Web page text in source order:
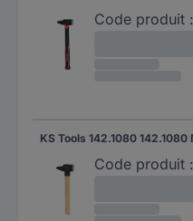
Code produit :
Code produit :